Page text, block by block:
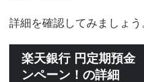
詳細を確認してみましょう
楽天銀行 円定期預
ンペーン！の詳細